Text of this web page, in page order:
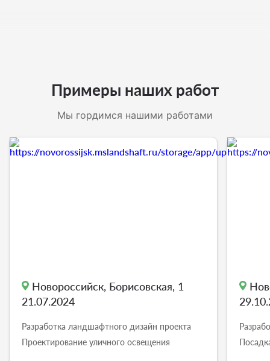
Примеры наших работ
Мы гордимся нашими работами
Новороссийск, Борисовская, 1
21.07.2024
Разработка ландшафтного дизайн проекта
Проектирование уличного освещения